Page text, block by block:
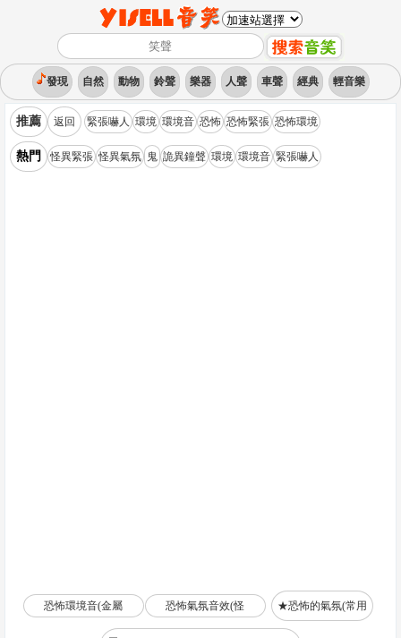
發現 自然 動物 鈴聲 樂器 人聲 車聲 經典 輕音樂
推薦 返回 緊張嚇人 環境 環境音 恐怖 恐怖緊張 恐怖環境
熱門 怪異緊張 怪異氣氛 鬼 詭異鐘聲 環境 環境音 緊張嚇人
恐怖環境音(金屬 恐怖氣氛音效(怪 ★恐怖的氣氛(常用